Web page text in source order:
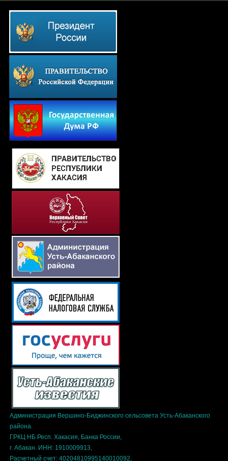
Администрация Вершино-Биджинского сельсовета Усть-Абаканского
района.
ГРКЦ НБ Респ. Хакасия, Банка России,
г. Абакан. ИНН: 1910009913,
Расчетный счет: 40204810995140010092,